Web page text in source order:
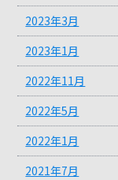
2023年3月
2023年1月
2022年11月
2022年5月
2022年1月
2021年7月